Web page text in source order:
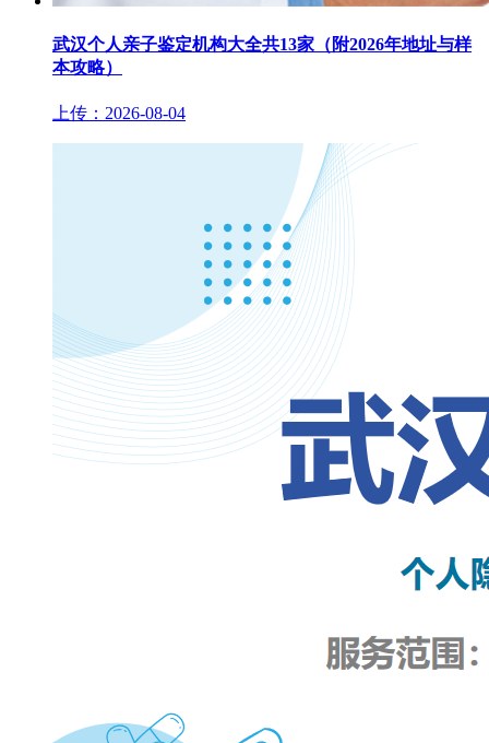
武汉个人亲子鉴定机构大全共13家（附2026年地址与样
本攻略）
上传：2026-08-04